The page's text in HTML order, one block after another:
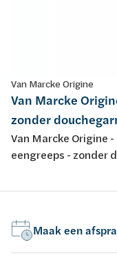
Van Marcke Origine
Van Marcke
zonder
Van Marcke Origine
eengreeps - zonder
Maak een